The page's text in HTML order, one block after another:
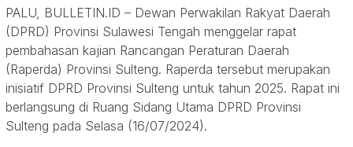
PALU, BULLETIN.ID – Dewan Perwakilan Rakyat Daerah
(DPRD) Provinsi Sulawesi Tengah menggelar rapat
pembahasan kajian Rancangan Peraturan Daerah
(Raperda) Provinsi Sulteng. Raperda tersebut merupakan
inisiatif DPRD Provinsi Sulteng untuk tahun 2025. Rapat ini
berlangsung di Ruang Sidang Utama DPRD Provinsi
Sulteng pada Selasa (16/07/2024).